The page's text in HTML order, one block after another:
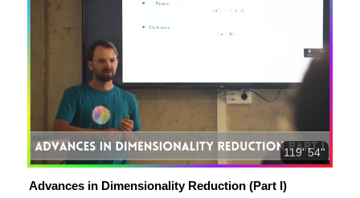
119' 54''
Advances in Dimensionality Reduction (Part I)